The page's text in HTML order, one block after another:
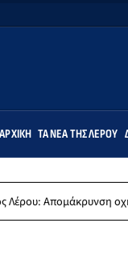
ΑΡΧΙΚΉ ΤΑ ΝΈΑ ΤΗΣ ΛΈΡΟΥ
οχημάτων